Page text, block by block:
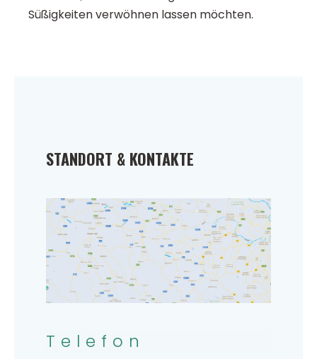
Süßigkeiten verwöhnen lassen möchten.
STANDORT & KONTAKTE
Telefon